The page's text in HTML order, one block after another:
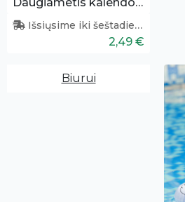
Išsiųsime iki šeštadienio
2,49 €
Biurui